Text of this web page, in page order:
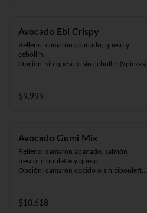
Avocado Ebi Crispy
Relleno: camarón apanado, queso y
cebollín.
Opción: sin queso o sin cebollín (9piezas).
$9.999
Avocado Gumi Mix
Relleno: camarón apanado, salmón
fresco, ciboulette y queso.
Opción: camarón cocido o sin ciboulette
$10.618